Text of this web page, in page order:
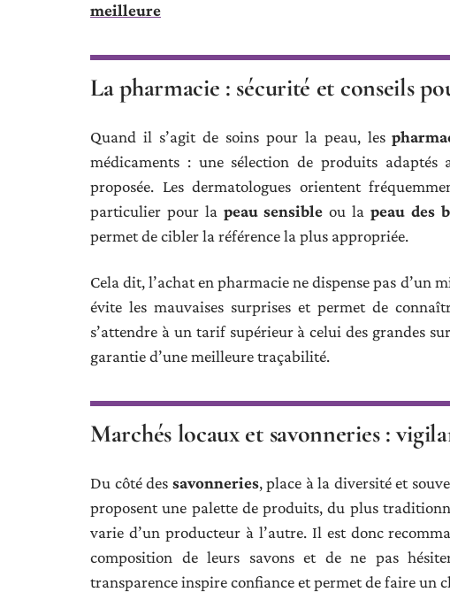
meilleure
La pharmacie : sécurité et conseils
Quand il s’agit de soins pour la peau, les
médicaments : une sélection de produits adaptés
proposée. Les dermatologues orientent
particulier pour la peau sensible ou lapeau des
permet de cibler la référence la plus appropriée.
Cela dit, l’achat en pharmacie ne dispense pas
évite les mauvaises surprises et permet de
s’attendre à un tarif supérieur à celui des grandes
garantie d’une meilleure traçabilité.
Marchés locaux et savonneries :
Du côté des savonneries, place à la diversité et
proposent une palette de produits, du plus
varie d’un producteur à l’autre. Il est donc
composition de leurs savons et de ne pas
transparence inspire confiance et permet de faire un